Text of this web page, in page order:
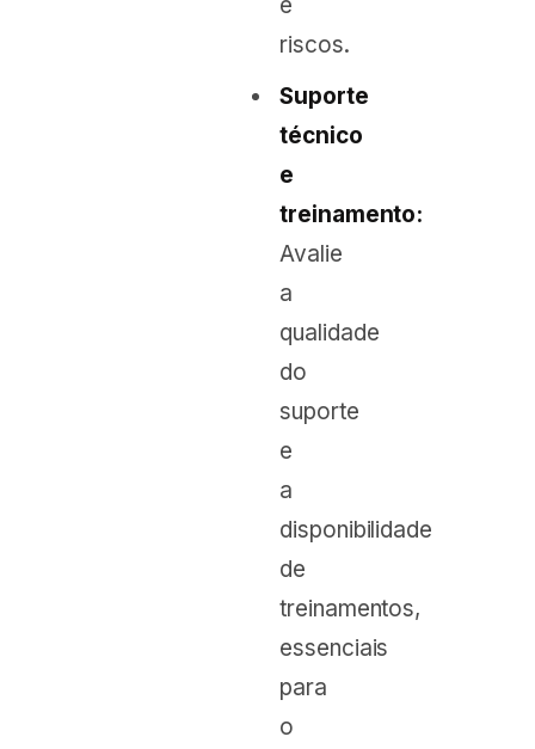
riscos.
Suporte
técnico
e
treinamento:
Avalie
a
qualidade
do
suporte
e
a
disponibilidade
de
treinamentos,
essenciais
para
o